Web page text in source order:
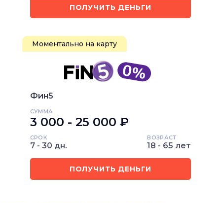
ПОЛУЧИТЬ ДЕНЬГИ
Моментально на карту
Фин5
СУММА
3 000 - 25 000 ₽
СРОК
7 - 30 дн.
ВОЗРАСТ
18 - 65 лет
ПОЛУЧИТЬ ДЕНЬГИ